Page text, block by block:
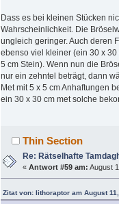
Dass es bei kleinen Stücken
Wahrscheinlichkeit. Die
ungleich geringer. Auch deren
ebenso viel kleiner (ein 30 x
5 cm Stein). Wenn nun die
nur ein zehntel beträgt, dann
Met mit 5 x 5 cm Anhaftungen
ein 30 x 30 cm met solche
Thin Section
Re: Rätselhafte
«Antwort #59 am: August
Zitat von: lithoraptor am August